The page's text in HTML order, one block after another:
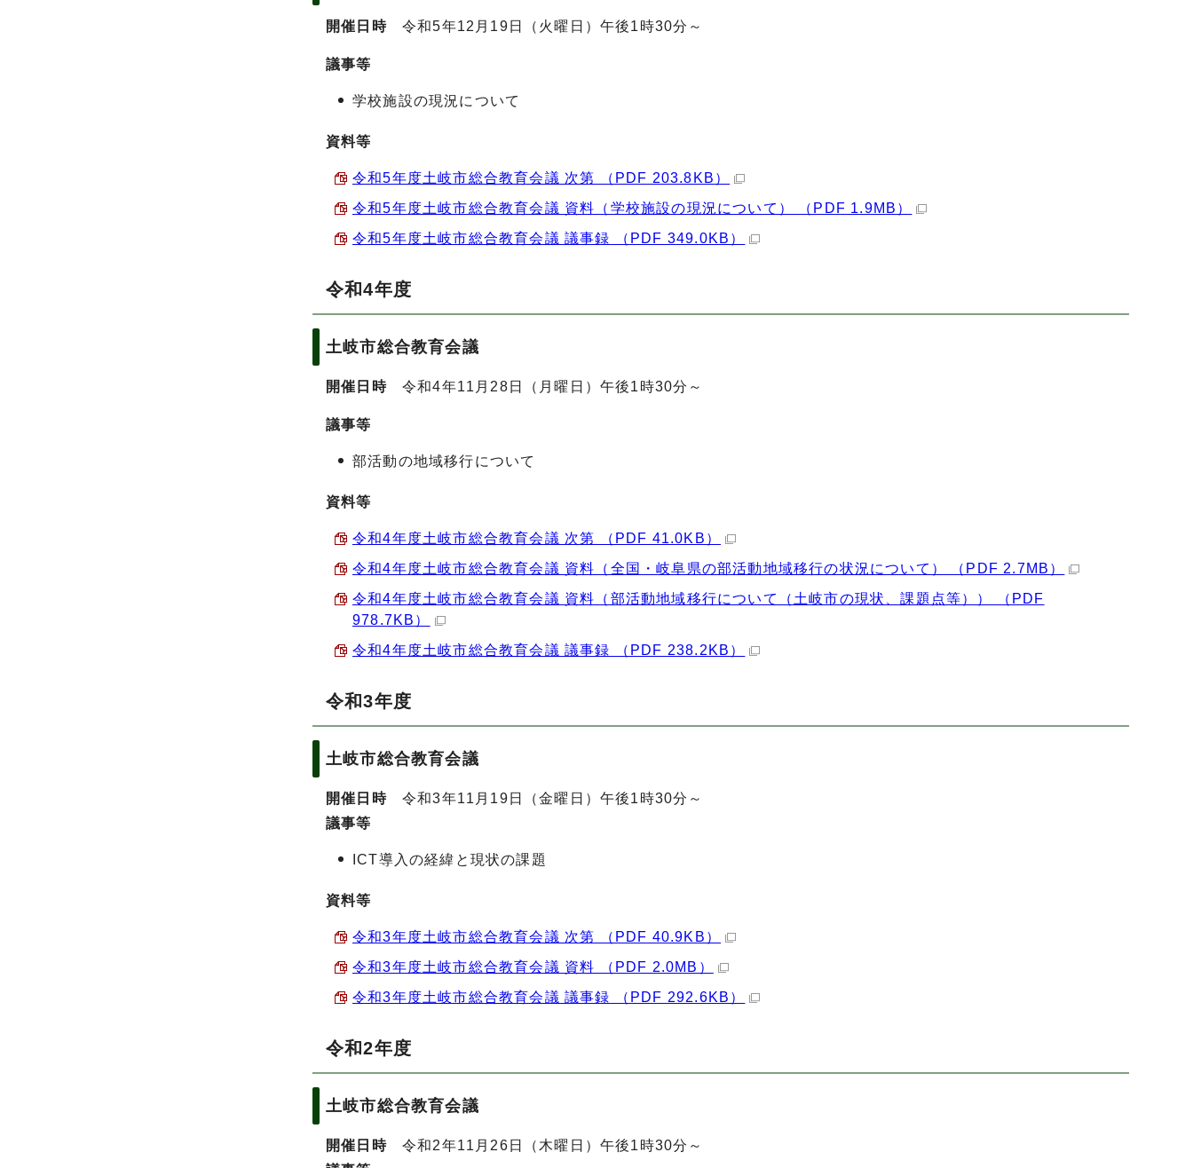
開催日時令和5年12月19日（火曜日）午後1時30分～
議事等
学校施設の現況について
資料等
令和5年度土岐市総合教育会議 次第 （PDF 203.8KB）
令和5年度土岐市総合教育会議 資料（学校施設の現況について） （PDF 1.9MB）
令和5年度土岐市総合教育会議 議事録 （PDF 349.0KB）
令和4年度
土岐市総合教育会議
開催日時令和4年11月28日（月曜日）午後1時30分～
議事等
部活動の地域移行について
資料等
令和4年度土岐市総合教育会議 次第 （PDF 41.0KB）
令和4年度土岐市総合教育会議 資料（全国・岐阜県の部活動地域移行の状況について） （PDF 2.7MB）
令和4年度土岐市総合教育会議 資料（部活動地域移行について（土岐市の現状、課題点等）） （PDF
978.7KB）
令和4年度土岐市総合教育会議 議事録 （PDF 238.2KB）
令和3年度
土岐市総合教育会議
開催日時 令和3年11月19日（金曜日）午後1時30分～
議事等
ICT導入の経緯と現状の課題
資料等
令和3年度土岐市総合教育会議 次第 （PDF 40.9KB）
令和3年度土岐市総合教育会議 資料 （PDF 2.0MB）
令和3年度土岐市総合教育会議 議事録 （PDF 292.6KB）
令和2年度
土岐市総合教育会議
開催日時令和2年11月26日（木曜日）午後1時30分～